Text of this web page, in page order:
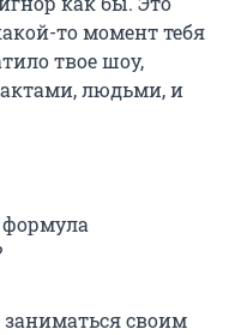
то момент тебя
твое шоу,
людьми, и
формула
своим